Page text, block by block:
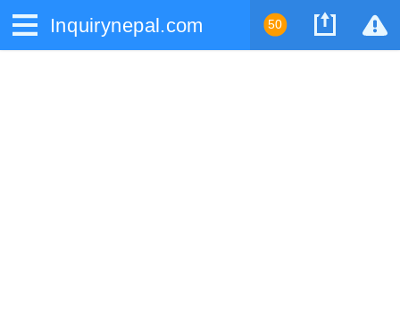
Inquirynepal.com 50